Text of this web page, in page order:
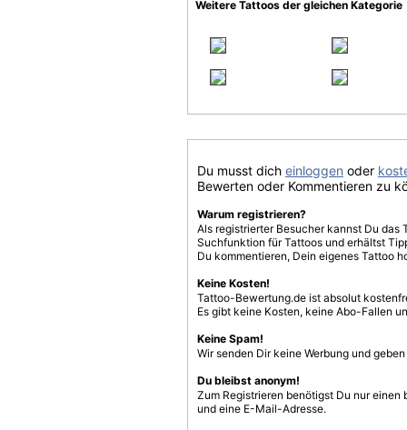
Weitere Tattoos der gleichen Kategorie
Du musst dich einloggen oder
Bewerten oder Kommentieren zu
Warum registrieren?
Als registrierter Besucher kannst Du
Suchfunktion für Tattoos und erhältst
Du kommentieren, Dein eigenes Tattoo
Keine Kosten!
Tattoo-Bewertung.de ist absolut
Es gibt keine Kosten, keine Abo-Fallen
Keine Spam!
Wir senden Dir keine Werbung und
Du bleibst anonym!
Zum Registrieren benötigst Du nur einen
und eine E-Mail-Adresse.